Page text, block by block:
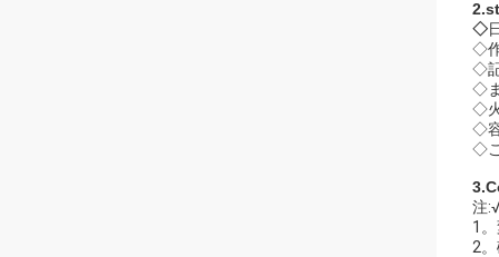
◇
◇
◇
◇
◇
◇
◇
注
1
2